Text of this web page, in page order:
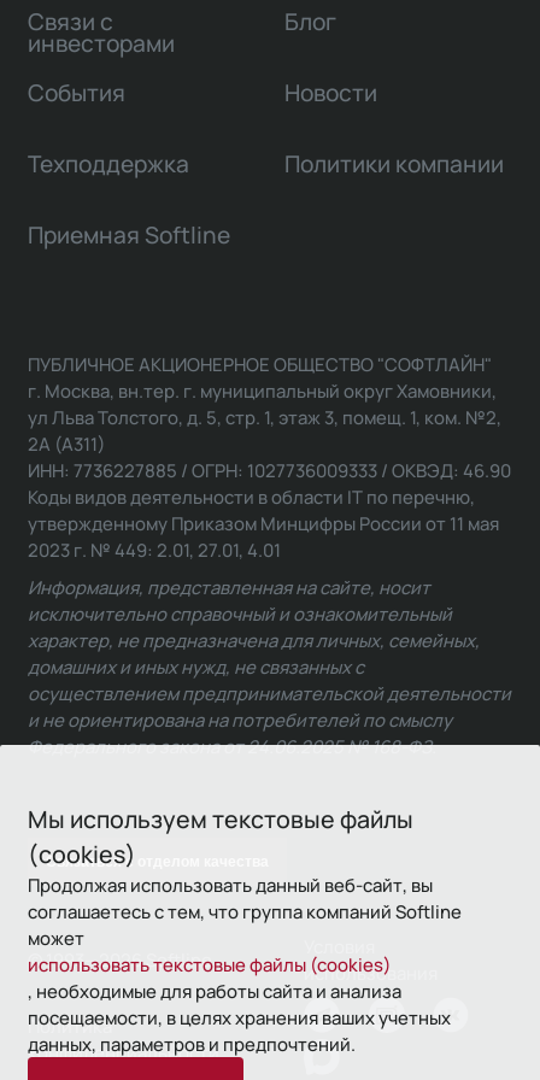
Мы используем текстовые файлы
(cookies)
Продолжая использовать данный веб-сайт, вы
соглашаетесь с тем, что группа компаний Softline
может
использовать текстовые файлы (cookies)
, необходимые для работы сайта и анализа
посещаемости, в целях хранения ваших учетных
данных, параметров и предпочтений.
Связи с
инвесторами
Блог
События Новости
Техподдержка Политики компании
Приемная Softline
Связаться с отделом качества
ПУБЛИЧНОЕ АКЦИОНЕРНОЕ ОБЩЕСТВО "СОФТЛАЙН"
г. Москва, вн.тер. г. муниципальный округ Хамовники,
ул Льва Толстого, д. 5, стр. 1, этаж 3, помещ. 1, ком. №2,
2А (А311)
ИНН: 7736227885 / ОГРН: 1027736009333 / ОКВЭД: 46.90
Коды видов деятельности в области IT по перечню,
утвержденному Приказом Минцифры России от 11 мая
2023 г. № 449: 2.01, 27.01, 4.01
Информация, представленная на сайте, носит
исключительно справочный и ознакомительный
характер, не предназначена для личных, семейных,
домашних и иных нужд, не связанных с
осуществлением предпринимательской деятельности
и не ориентирована на потребителей по смыслу
Федерального закона от 24.06.2025 № 168-ФЗ.
© 1993—2026 Softline
использования
Политика
конфиденциальности